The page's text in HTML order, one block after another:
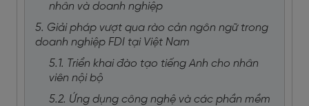
nhân và doanh nghiệp
5. Giải pháp vượt qua rào cản ngôn ngữ trong
doanh nghiệp FDI tại Việt Nam
5.1. Triển khai đào tạo tiếng Anh cho nhân
viên nội bộ
5.2. Ứng dụng công nghệ và các phần mềm